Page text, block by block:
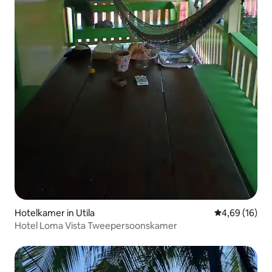
Hotelkamer in Utila Gemiddelde
4,69 (16)
Hotel Loma Vista Tweepersoonskamer